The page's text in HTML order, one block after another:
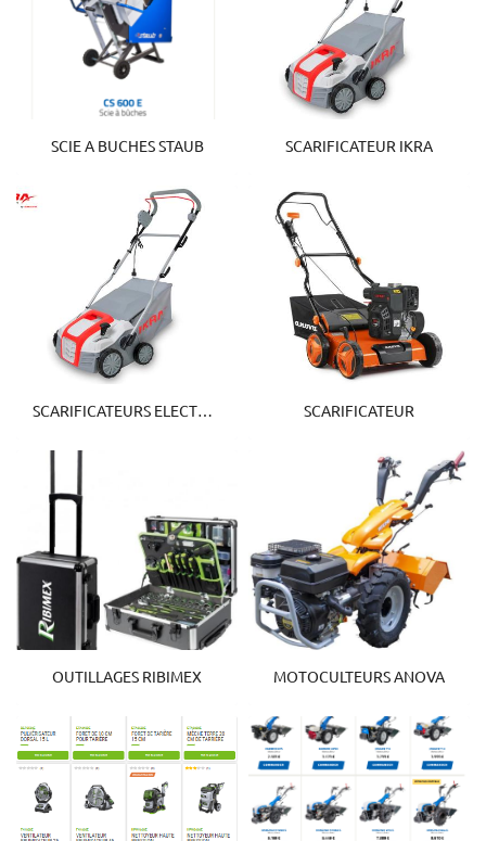
ACTUALITÉS Restez
SCIE A BUCHES STAUB SCARIFICATEUR IKRA
SCARIFICATEURS ELECTRIQUE SCARIFICATEUR
OUTILLAGES RIBIMEX MOTOCULTEURS ANOVA